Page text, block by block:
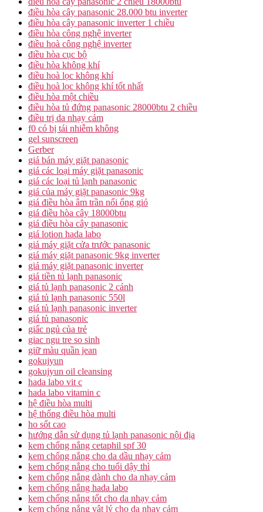
điều hòa cây panasonic 28.000 btu inverter
điều hòa cây panasonic inverter 1 chiều
điều hòa công nghệ inverter
điều hoà công nghệ inverter
điều hòa cục bộ
điều hòa không khí
điều hoà lọc không khí
điều hoà lọc không khí tốt nhất
điều hòa một chiều
điều hòa tủ đứng panasonic 28000btu 2 chiều
điều trị da nhạy cảm
f0 có bị tái nhiễm không
gel sunscreen
Gerber
giá bán máy giặt panasonic
giá các loại máy giặt panasonic
giá các loại tủ lạnh panasonic
giá của máy giặt panasonic 9kg
giá điều hòa âm trần nối ống gió
giá điều hòa cây 18000btu
giá điều hòa cây panasonic
giá lotion hada labo
giá máy giặt cửa trước panasonic
giá máy giặt panasonic 9kg inverter
giá máy giặt panasonic inverter
giá tiền tủ lạnh panasonic
giá tủ lạnh panasonic 2 cánh
giá tủ lạnh panasonic 550l
giá tủ lạnh panasonic inverter
giá tủ panasonic
giấc ngủ của trẻ
giac ngu tre so sinh
giữ màu quần jean
gokujyun
gokujyun oil cleansing
hada labo vit c
hada labo vitamin c
hệ điều hòa multi
hệ thống điều hòa multi
ho sốt cao
hướng dẫn sử dụng tủ lạnh panasonic nội địa
kem chống nắng cetaphil spf 30
kem chống nắng cho da dầu nhạy cảm
kem chống nắng cho tuổi dậy thì
kem chống nắng dành cho da nhạy cảm
kem chống nắng hada labo
kem chống nắng tốt cho da nhạy cảm
kem chống nắng vật lý cho da nhạy cảm